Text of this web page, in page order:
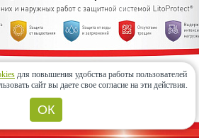
EVO LLE.330 Розовый
для повышения удобства работы пользователей
сайт вы даете свое согласие на эти действия.
ОК